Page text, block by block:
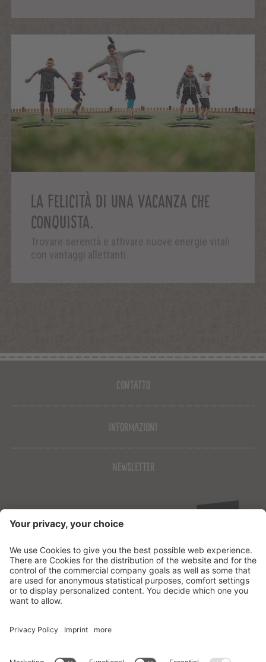
LA FELICITÀ DI UNA VACANZA CHE
CONQUISTA.
Trovare serenità e attivare nuove energie vitali
con vantaggi allettanti.
Contatto
Informazioni
Newsletter